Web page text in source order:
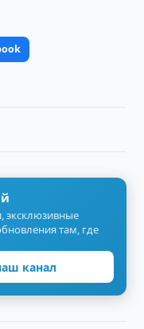
эксклюзивные
там, где
канал